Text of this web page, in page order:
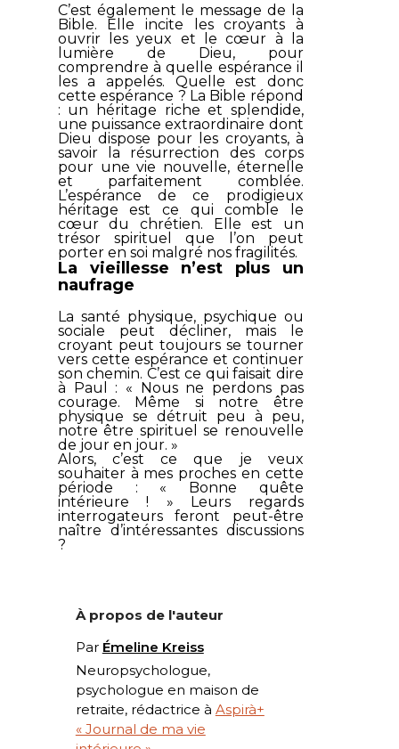
C’est également le message de la
Bible. Elle incite les croyants à
ouvrir les yeux et le cœur à la
lumière de Dieu, pour
comprendre à quelle espérance il
les a appelés. Quelle est donc
cette espérance ? La Bible répond
: un héritage riche et splendide,
une puissance extraordinaire dont
Dieu dispose pour les croyants, à
savoir la résurrection des corps
pour une vie nouvelle, éternelle
et parfaitement comblée.
L’espérance de ce prodigieux
héritage est ce qui comble le
cœur du chrétien. Elle est un
trésor spirituel que l’on peut
porter en soi malgré nos fragilités.
La vieillesse n’est plus un
naufrage
La santé physique, psychique ou
sociale peut décliner, mais le
croyant peut toujours se tourner
vers cette espérance et continuer
son chemin. C’est ce qui faisait dire
à Paul : « Nous ne perdons pas
courage. Même si notre être
physique se détruit peu à peu,
notre être spirituel se renouvelle
de jour en jour. »
Alors, c’est ce que je veux
souhaiter à mes proches en cette
période : « Bonne quête
intérieure ! » Leurs regards
interrogateurs feront peut-être
naître d’intéressantes discussions
?
À propos de l'auteur
Par Émeline Kreiss
Neuropsychologue,
psychologue en maison de
retraite, rédactrice à Aspirà+
« Journal de ma vie